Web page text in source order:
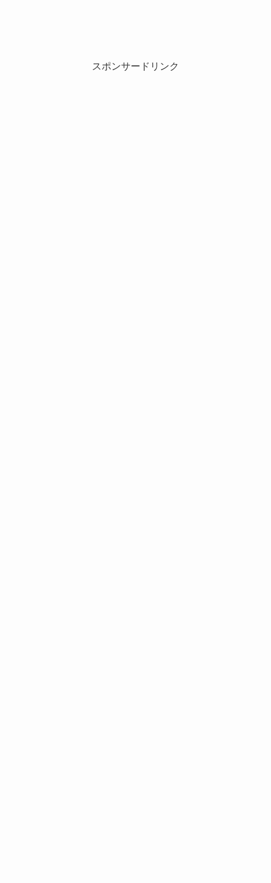
スポンサードリンク